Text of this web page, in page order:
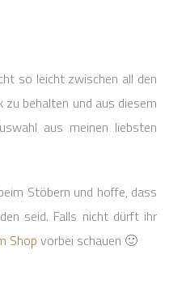
so leicht zwischen all den
zu behalten und aus diesem
aus meinen liebsten
Stöbern und hoffe, dass
seid. Falls nicht dürft ihr
Shop vorbei schauen 🙂